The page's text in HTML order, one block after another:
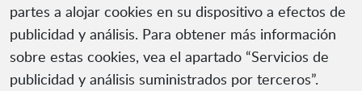
partes a alojar cookies en su dispositivo a efectos de
publicidad y análisis. Para obtener más información
sobre estas cookies, vea el apartado “Servicios de
publicidad y análisis suministrados por terceros”.